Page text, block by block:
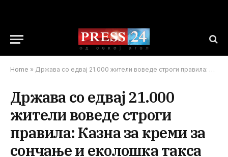
Home » Држава со едвај 21.000 жители воведе строги правила: Казна за креми за сончање и еколошка такса од 100 долари за секој турист
Држава со едвај 21.000
жители воведе строги
правила: Казна за креми за
сончање и еколошка такса